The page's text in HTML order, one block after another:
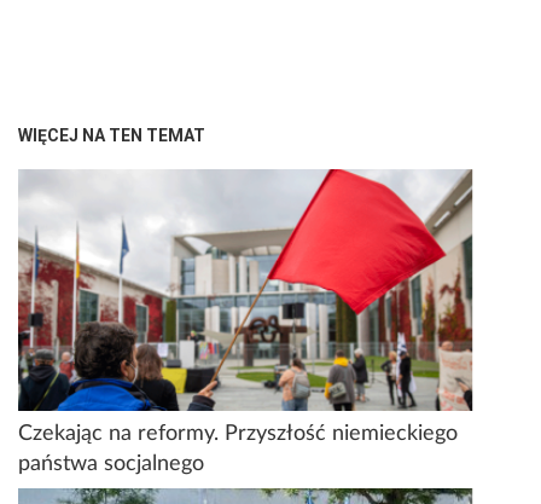
WIĘCEJ NA TEN TEMAT
Czekając na reformy. Przyszłość niemieckiego
państwa socjalnego